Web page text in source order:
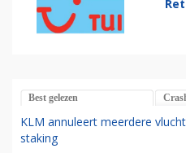
Best gelezen
KLM annuleert meerdere
staking